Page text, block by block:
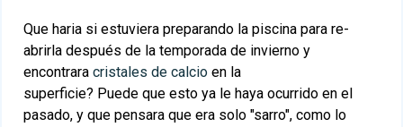
Que haria si estuviera preparando la piscina para re-
abrirla después de la temporada de invierno y
encontrara cristales de calcio en la
superficie? Puede que esto ya le haya ocurrido en el
pasado, y que pensara que era solo "sarro", como lo